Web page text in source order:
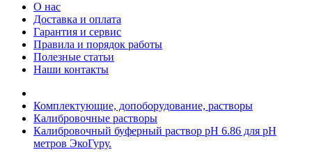
О нас
Доставка и оплата
Гарантия и сервис
Правила и порядок работы
Полезные статьи
Наши контакты
Комплектующие, допоборудование, растворы
Калибровочные растворы
Калибровочный буферный раствор pH 6.86 для pH
метров ЭкоГуру.